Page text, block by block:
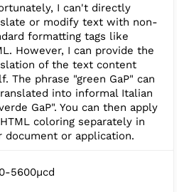
I can't directly
or modify text with non-
formatting tags like
However, I can provide the
of the text content
The phrase "green GaP" can
into informal Italian
GaP". You can then apply
coloring separately in
document or application.
5600µcd